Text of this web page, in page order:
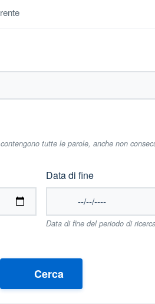
tutte le parole, anche non
Data di fine
Data di fine del periodo di
Cerca